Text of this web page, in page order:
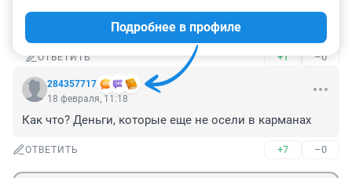
Знаешь в чем сходство между тобой и креветкой? В
голове у вас одно и тоже.
ОТВЕТИТЬ +1 –0
284357717
Подробнее в профиле
18 февраля, 11:18
Как что? Деньги, которые еще не осели в карманах
ОТВЕТИТЬ +7 –0